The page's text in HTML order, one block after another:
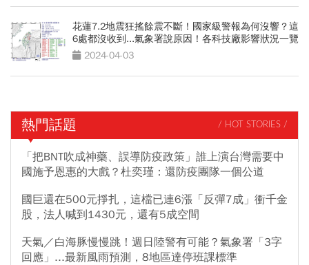
花蓮7.2地震狂搖餘震不斷！國家級警報為何沒響？這
6處都沒收到...氣象署說原因！各科技廠影響狀況一覽
2024-04-03
熱門話題 / HOT STORIES /
「把BNT吹成神藥、誤導防疫政策」誰上演台灣需要中
國施予恩惠的大戲？杜奕瑾：還防疫團隊一個公道
國巨還在500元掙扎，這檔已連6漲「反彈7成」衝千金
股，法人喊到1430元，還有5成空間
天氣／白海豚慢慢跳！週日陸警有可能？氣象署「3字
回應」...最新風雨預測，8地區達停班課標準